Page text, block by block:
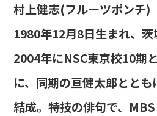
村上健志(フルーツポンチ)
1980年12月8日生まれ、茨
2004年にNSC東京校10期
に、同期の亘健太郎とと
結成。特技の俳句で、